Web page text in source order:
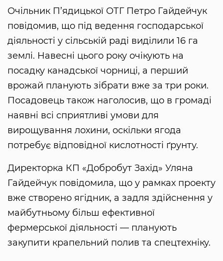
Очільник П’ядицької ОТГ Петро Гайдейчук
повідомив, що під ведення господарської
діяльності у сільській раді виділили 16 га
землі. Навесні цього року очікують на
посадку канадської чорниці, а перший
врожай планують зібрати вже за три роки.
Посадовець також наголосив, що в громаді
наявні всі сприятливі умови для
вирощування лохини, оскільки ягода
потребує відповідної кислотності ґрунту.
Директорка КП «Добробут Захід» Уляна
Гайдейчук повідомила, що у рамках проекту
вже створено ягідник, а задля здійснення у
майбутньому більш ефективної
фермерської діяльності — планують
закупити крапельний полив та спецтехніку.